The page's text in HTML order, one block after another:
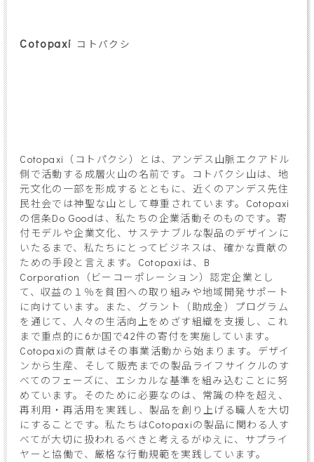
Cotopaxi コトパクシ
Cotopaxi（コトパクシ）とは、アンデス山脈エクアドル
側で活動する成層火山の名前です。コトパクシ山は、地
元文化の一部を形成するとともに、近くのアンデス先住
民社会では神聖な山として尊重されています。Cotopaxi
の信条Do Goodは、私たちの企業活動そのものです。寄
付モデルや企業文化、サステナブルな製品のデザインに
いたるまで、私たちにとってビジネスは、確かな貢献の
ための手段と言えます。Cotopaxiは、B
Corporation（ビーコーポレーション）認定企業とし
て、収益の１％を貧困への取り組みや地域開発サポート
に向けています。また、グラント（助成金）プログラム
を通じて、人々の生活向上をめざす組織を支援し、これ
まで重点的に6か国で42件の寄付を実施しています。
Cotopaxiの貢献はその事業活動から始まります。デザイ
ンから生産、そして販売までの製品ライフサイクルのす
べてのフェーズに、エシカルな基準を組み込むことに努
めています。そのために必要なのは、常識の枠を超え、
再利用・再活用を実践し、製品を創り上げる職人を大切
にすることです。私たちはCotopaxiの製品に関わる人す
べてが大切に扱われるべきと考えるがゆえに、サプライ
ヤーと協働で、厳格な行動規範を実践しています。